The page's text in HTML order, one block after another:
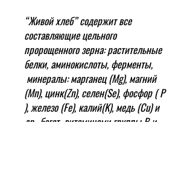
“Живой хлеб” содержит все
составляющие цельного
пророщенного зерна:растительные
белки, аминокислоты, ферменты,
минералы: марганец (Mg), магний
(Mn), цинк(Zn), селен(Se), фосфор (P
), железо (Fe), калий(K), медь (Cu) и
др. , богат витаминами группы В и